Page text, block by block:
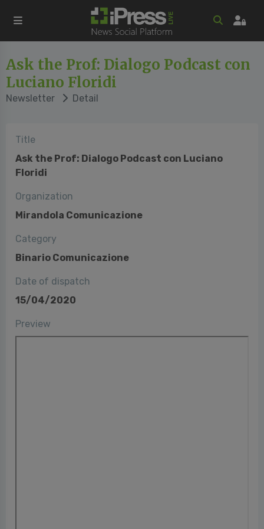
Ask the Prof: Dialogo Podcast con
Luciano Floridi
Newsletter Detail
Title
Ask the Prof: Dialogo Podcast con Luciano
Floridi
Organization
Mirandola Comunicazione
Category
Binario Comunicazione
Date of dispatch
15/04/2020
Preview